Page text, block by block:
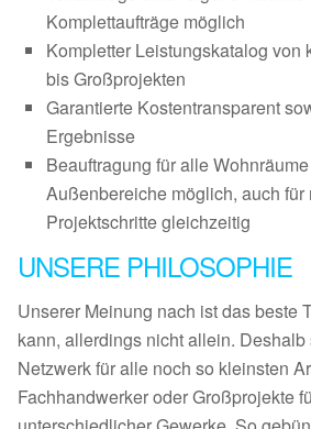
Komplettaufträge möglich
Kompletter Leistungskatalog von
bis Großprojekten
Garantierte Kostentransparent
Ergebnisse
Beauftragung für alle
Außenbereiche möglich, auch für
Projektschritte gleichzeitig
UNSERE PHILOSOPHIE
Unserer Meinung nach ist das beste
kann, allerdings nicht allein.
Netzwerk für alle noch so kleinsten
Fachhandwerker oder Großprojekte